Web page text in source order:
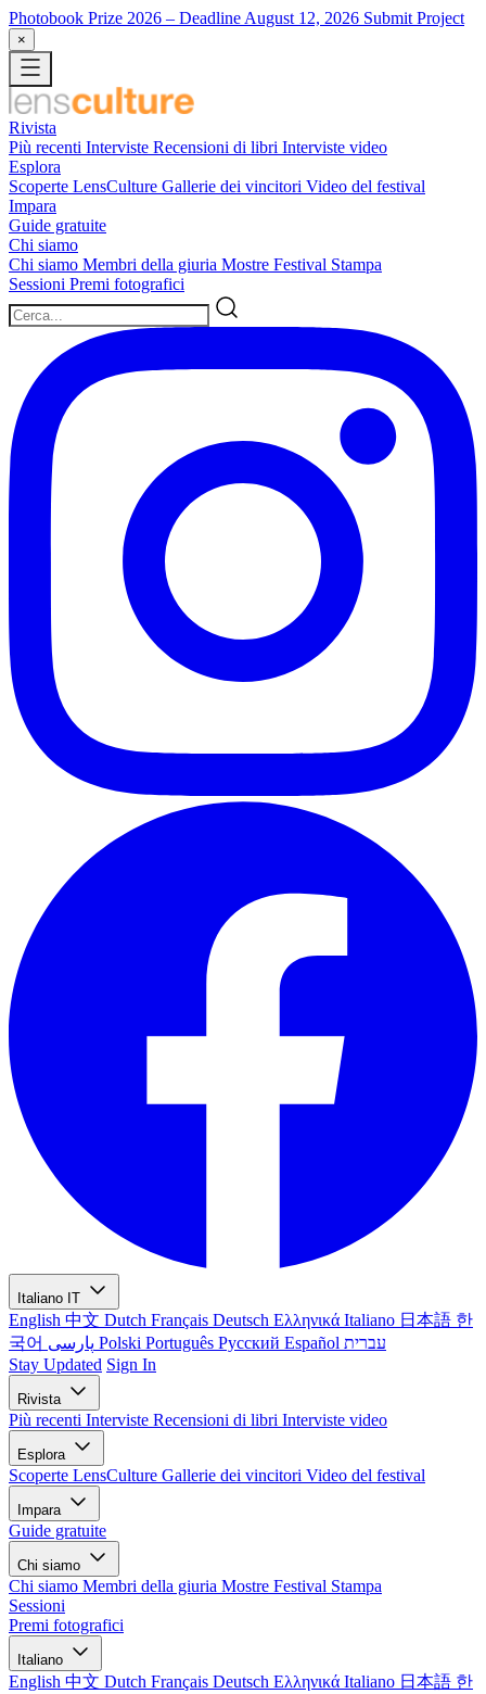
Photobook Prize 2026 – Deadline August 12, 2026 Submit Project
×
Rivista
Più recenti Interviste Recensioni di libri Interviste video
Esplora
Scoperte LensCulture Gallerie dei vincitori Video del festival
Impara
Guide gratuite
Chi siamo
Chi siamo Membri della giuria Mostre Festival Stampa
Sessioni Premi fotografici
Italiano IT
English 中文 Dutch Français Deutsch Ελληνικά Italiano 日本語 한
국어
Polski Português Русский Español עברית
Stay Updated Sign In
Rivista
Più recenti Interviste Recensioni di libri Interviste video
Esplora
Scoperte LensCulture Gallerie dei vincitori Video del festival
Impara
Guide gratuite
Chi siamo
Chi siamo Membri della giuria Mostre Festival Stampa
Sessioni
Premi fotografici
Italiano
English 中文 Dutch Français Deutsch Ελληνικά Italiano 日本語 한